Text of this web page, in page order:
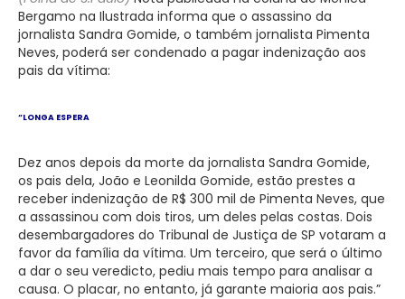
Bergamo na Ilustrada informa que o assassino da
jornalista Sandra Gomide, o também jornalista Pimenta
Neves, poderá ser condenado a pagar indenização aos
pais da vítima:
“LONGA ESPERA
Dez anos depois da morte da jornalista Sandra Gomide,
os pais dela, João e Leonilda Gomide, estão prestes a
receber indenização de R$ 300 mil de Pimenta Neves, que
a assassinou com dois tiros, um deles pelas costas. Dois
desembargadores do Tribunal de Justiça de SP votaram a
favor da família da vítima. Um terceiro, que será o último
a dar o seu veredicto, pediu mais tempo para analisar a
causa. O placar, no entanto, já garante maioria aos pais.”